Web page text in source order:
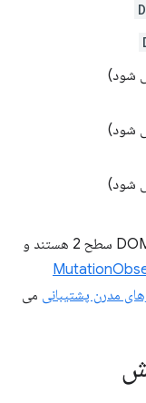
شود)
شود)
شود)
می